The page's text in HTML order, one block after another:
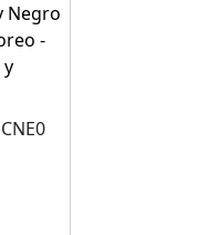
Negro
-
y